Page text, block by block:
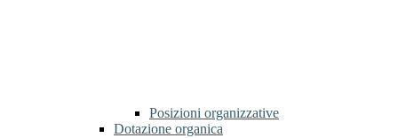
Posizioni organizzative
Dotazione organica